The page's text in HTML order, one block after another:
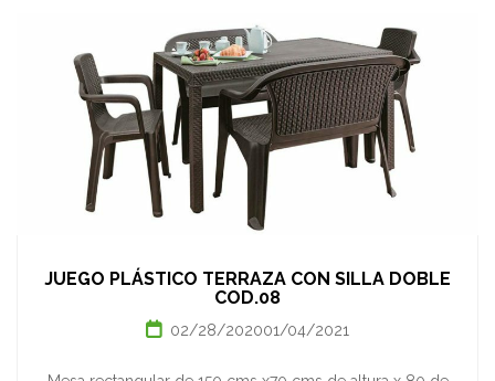
JUEGO PLÁSTICO TERRAZA CON SILLA DOBLE
COD.08
02/28/202001/04/2021